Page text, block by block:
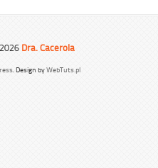
Dra. Cacerola
. Design byWebTuts.pl